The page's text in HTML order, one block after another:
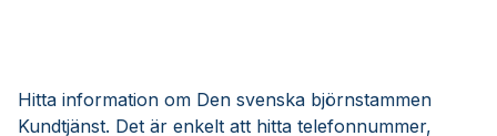
Hitta information om Den svenska björnstammen
Kundtjänst. Det är enkelt att hitta telefonnummer,